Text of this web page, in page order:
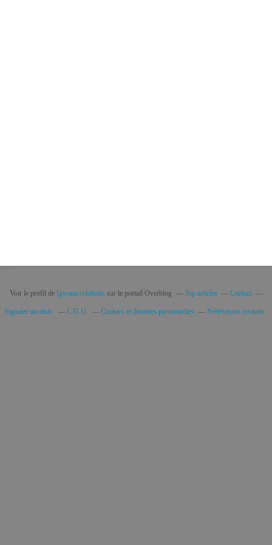
Voir le profil de Igwana créationssur le portail Overblog Top articles Contact
Signaler un abus C.G.U. Cookies et données personnelles Préférences cookies